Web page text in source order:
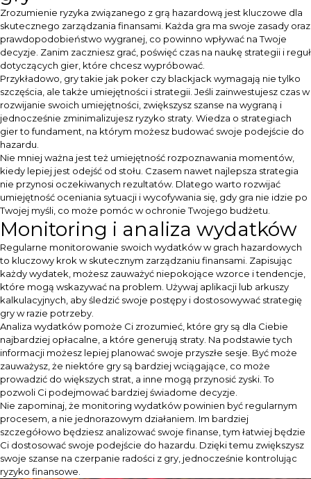
Zrozumienie ryzyka związanego z grą hazardową jest kluczowe dla
skutecznego zarządzania finansami. Każda gra ma swoje zasady oraz
prawdopodobieństwo wygranej, co powinno wpływać na Twoje
decyzje. Zanim zaczniesz grać, poświęć czas na naukę strategii i reguł
dotyczących gier, które chcesz wypróbować.
Przykładowo, gry takie jak poker czy blackjack wymagają nie tylko
szczęścia, ale także umiejętności i strategii. Jeśli zainwestujesz czas w
rozwijanie swoich umiejętności, zwiększysz szanse na wygraną i
jednocześnie zminimalizujesz ryzyko straty. Wiedza o strategiach
gier to fundament, na którym możesz budować swoje podejście do
hazardu.
Nie mniej ważna jest też umiejętność rozpoznawania momentów,
kiedy lepiej jest odejść od stołu. Czasem nawet najlepsza strategia
nie przynosi oczekiwanych rezultatów. Dlatego warto rozwijać
umiejętność oceniania sytuacji i wycofywania się, gdy gra nie idzie po
Twojej myśli, co może pomóc w ochronie Twojego budżetu.
Monitoring i analiza wydatków
Regularne monitorowanie swoich wydatków w grach hazardowych
to kluczowy krok w skutecznym zarządzaniu finansami. Zapisując
każdy wydatek, możesz zauważyć niepokojące wzorce i tendencje,
które mogą wskazywać na problem. Używaj aplikacji lub arkuszy
kalkulacyjnych, aby śledzić swoje postępy i dostosowywać strategię
gry w razie potrzeby.
Analiza wydatków pomoże Ci zrozumieć, które gry są dla Ciebie
najbardziej opłacalne, a które generują straty. Na podstawie tych
informacji możesz lepiej planować swoje przyszłe sesje. Być może
zauważysz, że niektóre gry są bardziej wciągające, co może
prowadzić do większych strat, a inne mogą przynosić zyski. To
pozwoli Ci podejmować bardziej świadome decyzje.
Nie zapominaj, że monitoring wydatków powinien być regularnym
procesem, a nie jednorazowym działaniem. Im bardziej
szczegółowo będziesz analizować swoje finanse, tym łatwiej będzie
Ci dostosować swoje podejście do hazardu. Dzięki temu zwiększysz
swoje szanse na czerpanie radości z gry, jednocześnie kontrolując
ryzyko finansowe.